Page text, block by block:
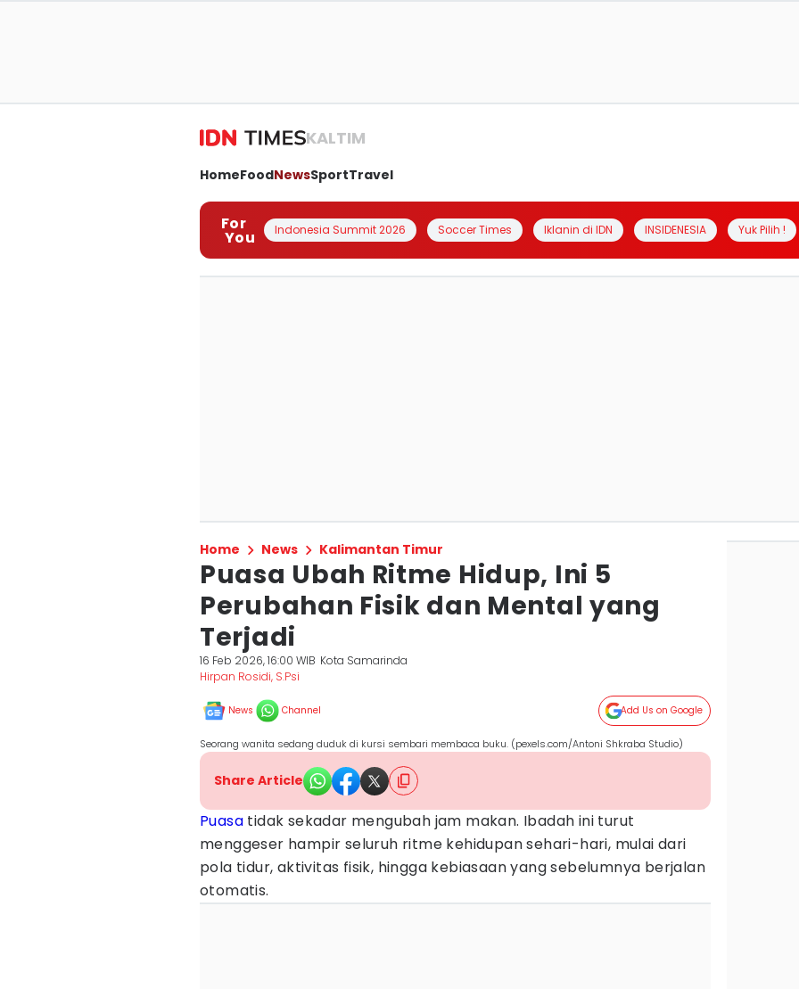
KALTIM
HomeFoodNewsSportTravel
For
You Indonesia Summit 2026 Soccer Times Iklanin di IDN INSIDENESIA Yuk Pilih !
Home News Kalimantan Timur
Puasa Ubah Ritme Hidup, Ini 5
Perubahan Fisik dan Mental yang
Terjadi
16 Feb 2026, 16:00 WIB Kota Samarinda
Hirpan Rosidi, S.Psi
News Channel Add Us on Google
Seorang wanita sedang duduk di kursi sembari membaca buku. (pexels.com/Antoni Shkraba Studio)
Share Article
Puasa tidak sekadar mengubah jam makan. Ibadah ini turut
menggeser hampir seluruh ritme kehidupan sehari-hari, mulai dari
pola tidur, aktivitas fisik, hingga kebiasaan yang sebelumnya berjalan
otomatis.